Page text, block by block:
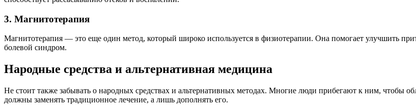
3. Магнитотерапия
Магнитотерапия — это еще один метод, который широко используется в физиотерапии. Она помогает улучшить
болевой синдром.
Народные средства и альтернативная медицина
Не стоит также забывать о народных средствах и альтернативных методах. Многие люди прибегают к ним, чтобы
должны заменять традиционное лечение, а лишь дополнять его.